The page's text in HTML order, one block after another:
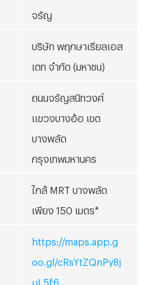
จรัญ
บริษัท พฤกษาเรียลเอส
เตท จำกัด (มหาชน)
ถนนจรัญสนิทวงศ์
แขวงบางอ้อ เขต
บางพลัด
กรุงเทพมหานคร
ใกล้ MRT บางพลัด
เพียง 150 เมตร*
https://maps.app.g
oo.gl/cRsYtZQnPy8j
uL5f6